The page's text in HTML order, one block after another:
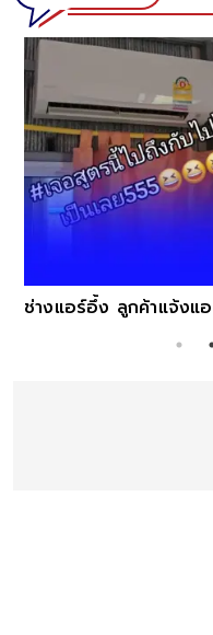
ช่างแอร์อึ้ง ลูกค้าแจ้งแ